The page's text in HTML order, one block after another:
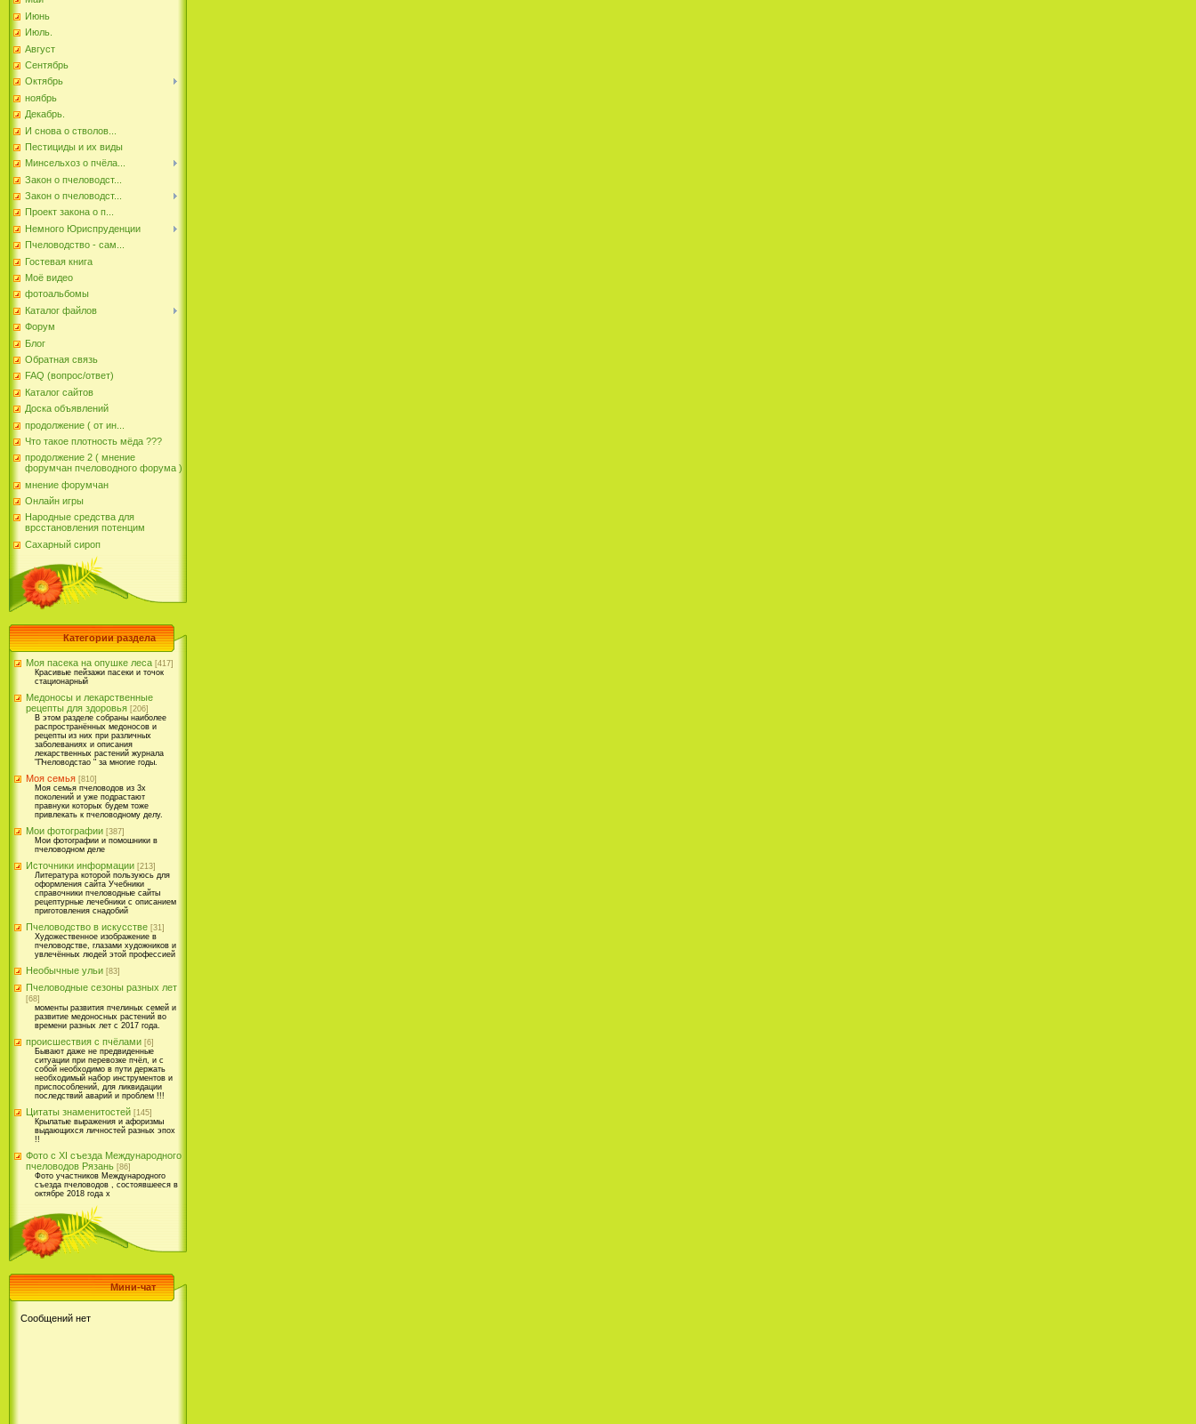
Июнь
Июль.
Август
Сентябрь
Октябрь
ноябрь
Декабрь.
И снова о стволов...
Пестициды и их виды
Минсельхоз о пчёла...
Закон о пчеловодст...
Закон о пчеловодст...
Проект закона о п...
Немного Юриспруденции
Пчеловодство - сам...
Гостевая книга
Моё видео
фотоальбомы
Каталог файлов
Форум
Блог
Обратная связь
FAQ (вопрос/ответ)
Каталог сайтов
Доска объявлений
продолжение ( от ин...
Что такое плотность мёда ???
продолжение 2 ( мнение
форумчан пчеловодного форума )
мнение форумчан
Онлайн игры
Народные средства для
врсстановления потенцим
Сахарный сироп
Категории раздела
Моя пасека на опушке леса [417]
Красивые пейзажи пасеки и точок
стационарный
Медоносы и лекарственные
рецепты для здоровья [206]
В этом разделе собраны наиболее
распространённых медоносов и
рецепты из них при различных
заболеваниях и описания
лекарственных растений журнала
"Пчеловодстао " за многие годы.
Моя семья [810]
Моя семья пчеловодов из 3х
поколений и уже подрастают
правнуки которых будем тоже
привлекать к пчеловодному делу.
Мои фотографии [387]
Мои фотографии и помошники в
пчеловодном деле
Источники информации [213]
Литература которой пользуюсь для
оформления сайта Учебники
справочники пчеловодные сайты
рецептурные лечебники с описанием
приготовления снадобий
Пчеловодство в искусстве [31]
Художественное изображение в
пчеловодстве, глазами художников и
увлечённых людей этой профессией
Необычные ульи [83]
Пчеловодные сезоны разных лет
[68]
моменты развития пчелиных семей и
развитие медоносных растений во
времени разных лет с 2017 года.
происшествия с пчёлами [6]
Бывают даже не предвиденные
ситуации при перевозке пчёл, и с
собой необходимо в пути держать
необходимый набор инструментов и
приспособлений, для ликвидации
последствий аварий и проблем !!!
Цитаты знаменитостей [145]
Крылатые выражения и афоризмы
выдающихся личностей разных эпох
!!
Фото с XI съезда Международного
пчеловодов Рязань [86]
Фото участников Международного
съезда пчеловодов , состоявшееся в
октябре 2018 года х
Мини-чат